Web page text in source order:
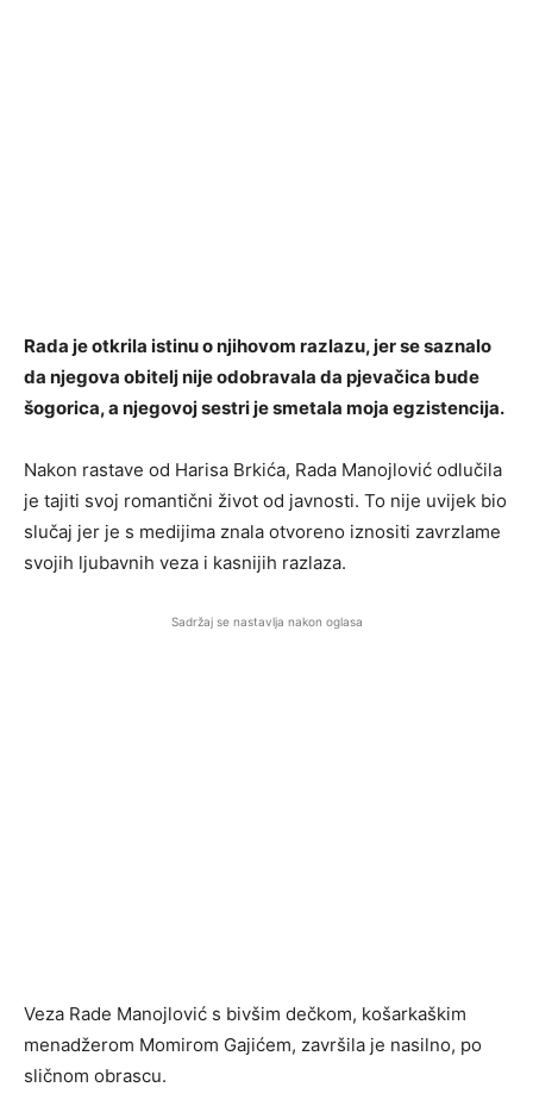
Rada je otkrila istinu o njihovom razlazu, jer se saznalo
da njegova obitelj nije odobravala da pjevačica bude
šogorica, a njegovoj sestri je smetala moja egzistencija.
Nakon rastave od Harisa Brkića, Rada Manojlović odlučila
je tajiti svoj romantični život od javnosti. To nije uvijek bio
slučaj jer je s medijima znala otvoreno iznositi zavrzlame
svojih ljubavnih veza i kasnijih razlaza.
Sadržaj se nastavlja nakon oglasa
Veza Rade Manojlović s bivšim dečkom, košarkaškim
menadžerom Momirom Gajićem, završila je nasilno, po
sličnom obrascu.